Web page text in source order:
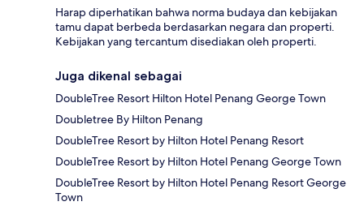
Harap diperhatikan bahwa norma budaya dan kebijakan
tamu dapat berbeda berdasarkan negara dan properti.
Kebijakan yang tercantum disediakan oleh properti.
Juga dikenal sebagai
DoubleTree Resort Hilton Hotel Penang George Town
Doubletree By Hilton Penang
DoubleTree Resort by Hilton Hotel Penang Resort
DoubleTree Resort by Hilton Hotel Penang George Town
DoubleTree Resort by Hilton Hotel Penang Resort George
Town